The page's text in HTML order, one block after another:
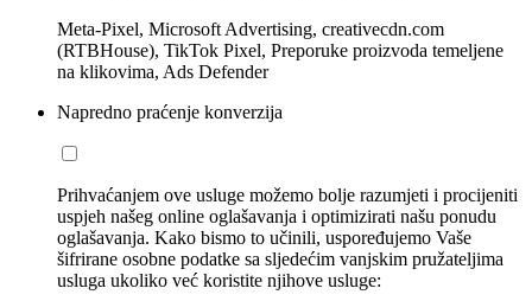
Meta-Pixel, Microsoft Advertising, creativecdn.com
(RTBHouse), TikTok Pixel, Preporuke proizvoda temeljene
na klikovima, Ads Defender
Napredno praćenje konverzija
Prihvaćanjem ove usluge možemo bolje razumjeti i procijeniti
uspjeh našeg online oglašavanja i optimizirati našu ponudu
oglašavanja. Kako bismo to učinili, uspoređujemo Vaše
šifrirane osobne podatke sa sljedećim vanjskim pružateljima
usluga ukoliko već koristite njihove usluge: